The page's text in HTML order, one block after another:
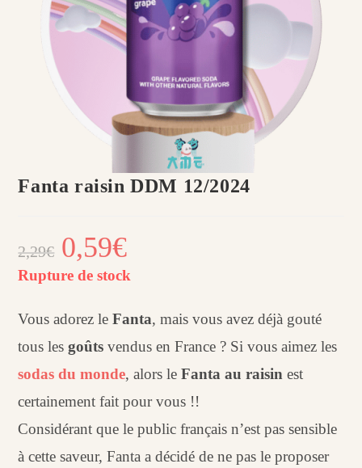
Fanta raisin DDM 12/2024
2,29€
Le
prix
initial
était :
2,29€.
0,59€actuel
est :
0,59€.
Rupture de stock
Vous adorez leFanta, mais vous avez déjà gouté
tous lesgoûts vendus en France ? Si vous aimez les
sodas du monde, alors leFanta au raisinest
certainement fait pour vous !!
Considérant que le public français n’est pas sensible
à cette saveur, Fanta a décidé de ne pas le proposer